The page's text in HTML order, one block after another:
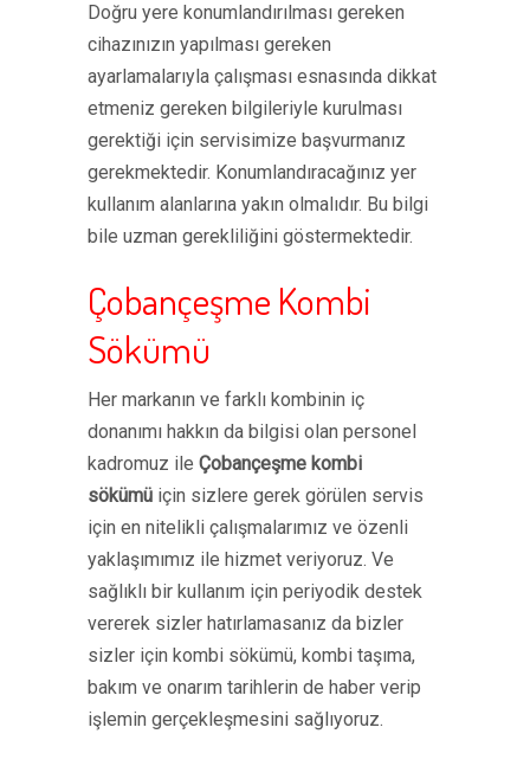
Doğru yere konumlandırılması gereken
cihazınızın yapılması gereken
ayarlamalarıyla çalışması esnasında dikkat
etmeniz gereken bilgileriyle kurulması
gerektiği için servisimize başvurmanız
gerekmektedir. Konumlandıracağınız yer
kullanım alanlarına yakın olmalıdır. Bu bilgi
bile uzman gerekliliğini göstermektedir.
Çobançeşme Kombi
Sökümü
Her markanın ve farklı kombinin iç
donanımı hakkın da bilgisi olan personel
kadromuz ile Çobançeşme kombi
sökümü için sizlere gerek görülen servis
için en nitelikli çalışmalarımız ve özenli
yaklaşımımız ile hizmet veriyoruz. Ve
sağlıklı bir kullanım için periyodik destek
vererek sizler hatırlamasanız da bizler
sizler için kombi sökümü, kombi taşıma,
bakım ve onarım tarihlerin de haber verip
işlemin gerçekleşmesini sağlıyoruz.